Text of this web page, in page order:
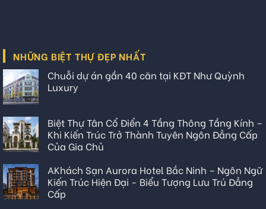
NHỮNG BIỆT THỰ ĐẸP NHẤT
Chuỗi dự án gần 40 căn tại KĐT Như Quỳnh
Luxury
Biệt Thự Tân Cổ Điển 4 Tầng Thông Tầng Kính –
Khi Kiến Trúc Trở Thành Tuyên Ngôn Đẳng Cấp
Của Gia Chủ
AKhách Sạn Aurora Hotel Bắc Ninh – Ngôn Ngữ
Kiến Trúc Hiện Đại - Biểu Tượng Lưu Trú Đẳng
Cấp